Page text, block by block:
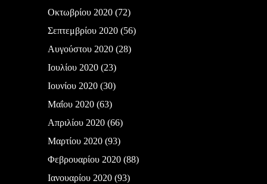
Οκτωβρίου 2020(72)
Σεπτεμβρίου 2020(56)
Αυγούστου 2020(28)
Ιουλίου 2020(23)
Ιουνίου 2020(30)
Μαΐου 2020(63)
Απριλίου 2020(66)
Μαρτίου 2020(93)
Φεβρουαρίου 2020(88)
Ιανουαρίου 2020(93)